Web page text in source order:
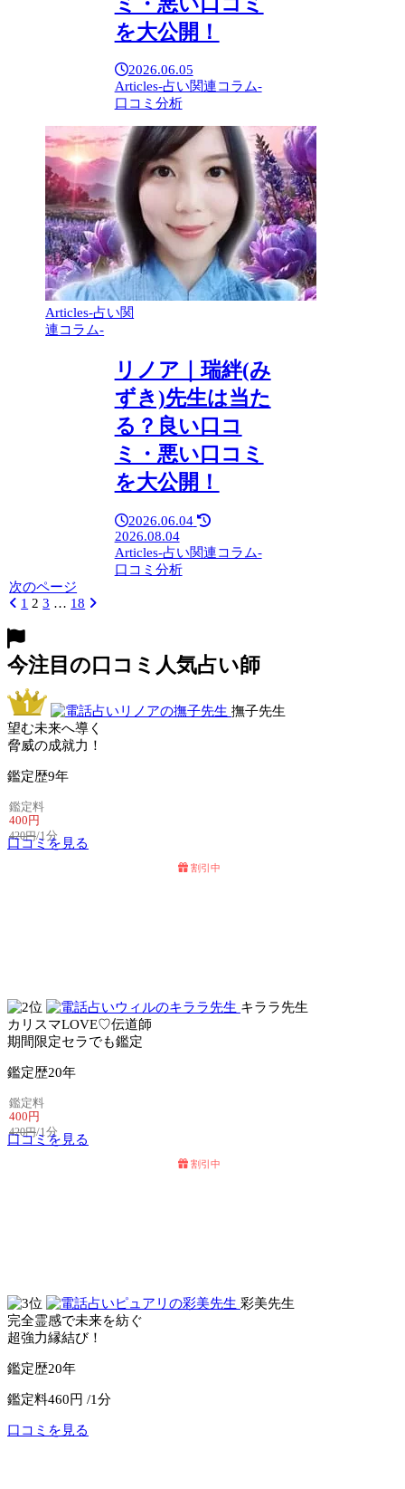
を大公開！
2026.06.05
Articles-占い関連コラム-
口コミ分析
Articles-占い関
連コラム-
リノア｜瑞絆(み
ずき)先生は当た
る？良い口コ
ミ・悪い口コミ
を大公開！
2026.06.04
2026.08.04
Articles-占い関連コラム-
口コミ分析
次のページ
前1 2 3 … 18 次
今注目の口コミ人気占い師
撫子先生
望む未来へ導く
脅威の成就力！
鑑定歴9年
鑑定料
400円
420円/1分
口コミを見る
割引中
キララ先生
カリスマLOVE♡伝道師
期間限定セラでも鑑定
鑑定歴20年
鑑定料
400円
420円/1分
口コミを見る
割引中
彩美先生
完全霊感で未来を紡ぐ
超強力縁結び！
鑑定歴20年
鑑定料460円 /1分
口コミを見る